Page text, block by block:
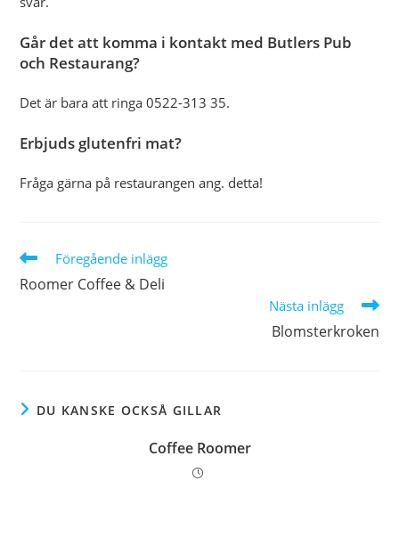
Går det att komma i kontakt med Butlers Pub
och Restaurang?
Det är bara att ringa 0522-313 35.
Erbjuds glutenfri mat?
Fråga gärna på restaurangen ang. detta!
Läs
artiklar
Föregående inlägg
Roomer Coffee & Deli
Nästa inlägg
Blomsterkroken
DU KANSKE OCKSÅ GILLAR
Coffee Roomer